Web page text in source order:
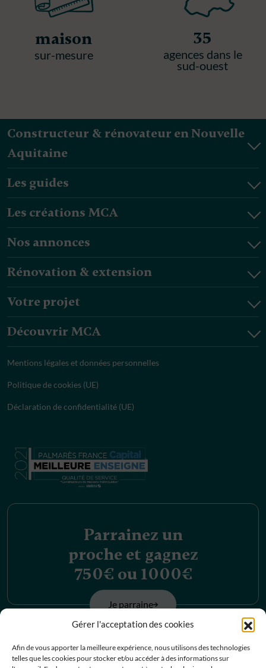
Gérer l'acceptation des cookies
Afin de vous apporter la meilleure expérience, nous utilisons des technologies
telles que les cookies pour stocker et/ou accéder à des informations sur
maison
sur-mesure
35
agences dans le
sud-ouest
Constructeur & rénovateur en Nouvelle
Aquitaine
Les guides
Les créations MCA
Nos annonces
Rénovation & extension
Votre projet
Découvrir MCA
Mentions légales et données personnelles
Politique de cookies (UE)
Déclaration de confidentialité (UE)
Parrainez un
proche et gagnez
750€ ou 1000€
Je parraine
Découvrez nos